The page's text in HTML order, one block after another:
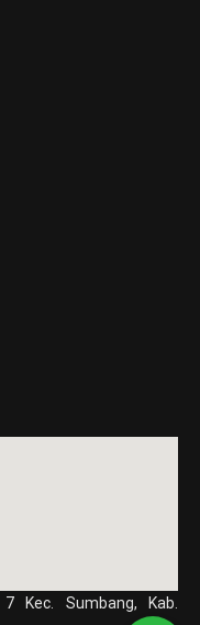
Kec. Sumbang, Kab.